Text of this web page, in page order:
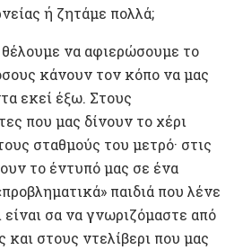
ή ζητάμε πολλά;
θέλουμε να αφιερώσουμε το
κάνουν τον κόπο να μας
εκεί έξω. Στους
που μας δίνουν το χέρι
σταθμούς του μετρό· στις
το έντυπό μας σε ένα
παιδιά που λένε
σα να γνωριζόμαστε από
και στους ντελίβερι που μας